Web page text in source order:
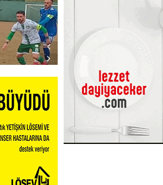
Manyak
mısınız siz
oğlum ya?